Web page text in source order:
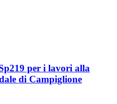
per i lavori alla
di Campiglione